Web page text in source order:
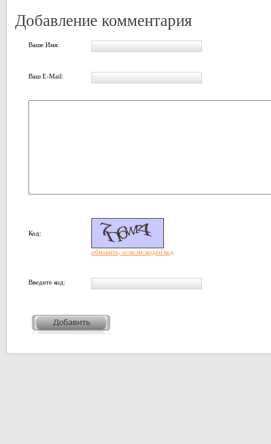
Добавление комментария
Ваше Имя:
Ваш E-Mail:
Код:
обновить, если не виден код
Введите код: